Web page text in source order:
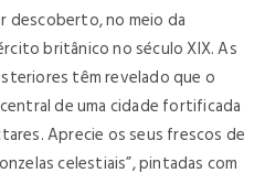
descoberto, no meio da
britânico no século XIX. As
têm revelado que o
de uma cidade fortificada
Aprecie os seus frescos de
celestiais”, pintadas com